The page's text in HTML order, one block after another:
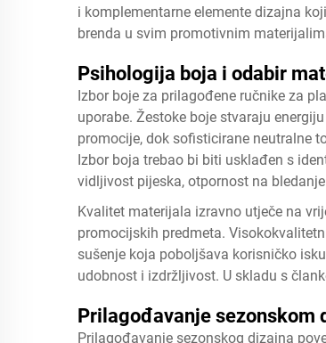
i komplementarne elemente dizajna
brenda u svim promotivnim
Psihologija boja i odabir
Izbor boje za prilagođene ručnike za
uporabe. Žestoke boje stvaraju
promocije, dok sofisticirane neutralne
Izbor boja trebao bi biti usklađen s
vidljivost pijeska, otpornost na
Kvalitet materijala izravno utječe na
promocijskih predmeta.
sušenje koja poboljšava korisničko
udobnost i izdržljivost. U skladu s
Prilagođavanje sezonskom
Prilagođavanje sezonskog dizajna